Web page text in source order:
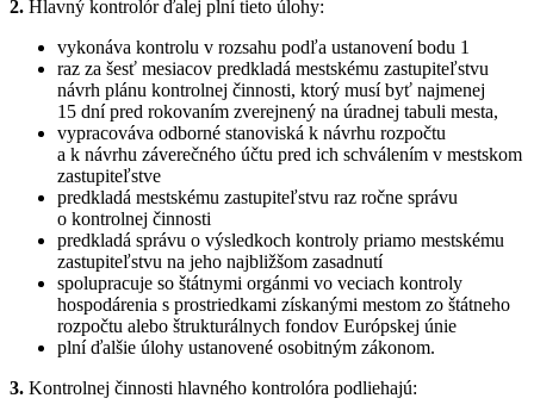
2. Hlavný kontrolór ďalej plní tieto úlohy:
vykonáva kontrolu v rozsahu podľa ustanovení bodu 1
raz za šesť mesiacov predkladá mestskému zastupiteľstvu
návrh plánu kontrolnej činnosti, ktorý musí byť najmenej
15 dní pred rokovaním zverejnený na úradnej tabuli mesta,
vypracováva odborné stanoviská k návrhu rozpočtu
a k návrhu záverečného účtu pred ich schválením v mestskom
zastupiteľstve
predkladá mestskému zastupiteľstvu raz ročne správu
o kontrolnej činnosti
predkladá správu o výsledkoch kontroly priamo mestskému
zastupiteľstvu na jeho najbližšom zasadnutí
spolupracuje so štátnymi orgánmi vo veciach kontroly
hospodárenia s prostriedkami získanými mestom zo štátneho
rozpočtu alebo štrukturálnych fondov Európskej únie
plní ďalšie úlohy ustanovené osobitným zákonom.
3. Kontrolnej činnosti hlavného kontrolóra podliehajú: